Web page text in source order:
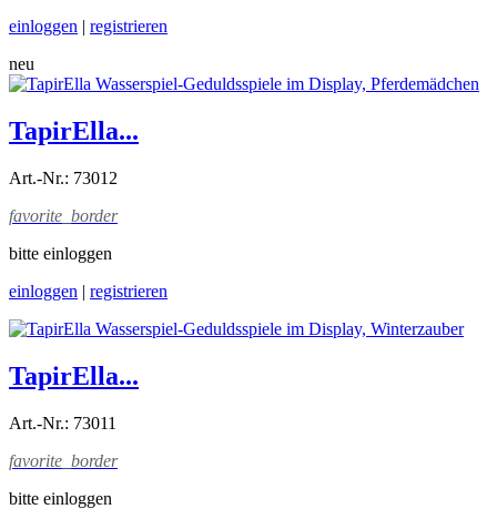
einloggen | registrieren
neu
TapirElla...
Art.-Nr.: 73012
favorite_border
bitte einloggen
einloggen | registrieren
TapirElla...
Art.-Nr.: 73011
favorite_border
bitte einloggen